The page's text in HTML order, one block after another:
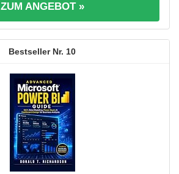
ZUM ANGEBOT »
10